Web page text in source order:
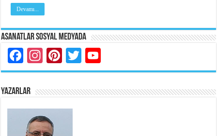
Devamı...
Asanatlar Sosyal Medyada
Facebook
Instagram
Pinterest
Twitter
YAZARLAR